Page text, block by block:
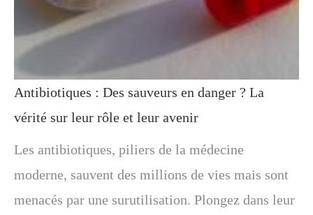
Antibiotiques : Des sauveurs en danger ? La
vérité sur leur rôle et leur avenir
Les antibiotiques, piliers de la médecine
moderne, sauvent des millions de vies mais sont
menacés par une surutilisation. Plongez dans leur